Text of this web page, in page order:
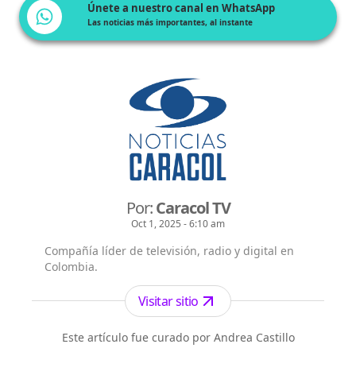
Únete a nuestro canal en WhatsApp
Las noticias más importantes, al instante
Por:Caracol TV
Oct 1, 2025 - 6:10 am
Compañía líder de televisión, radio y digital en
Colombia.
Visitar sitio
Este artículo fue curado por Andrea Castillo